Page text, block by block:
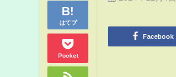
はてブ
Pocket
Facebook